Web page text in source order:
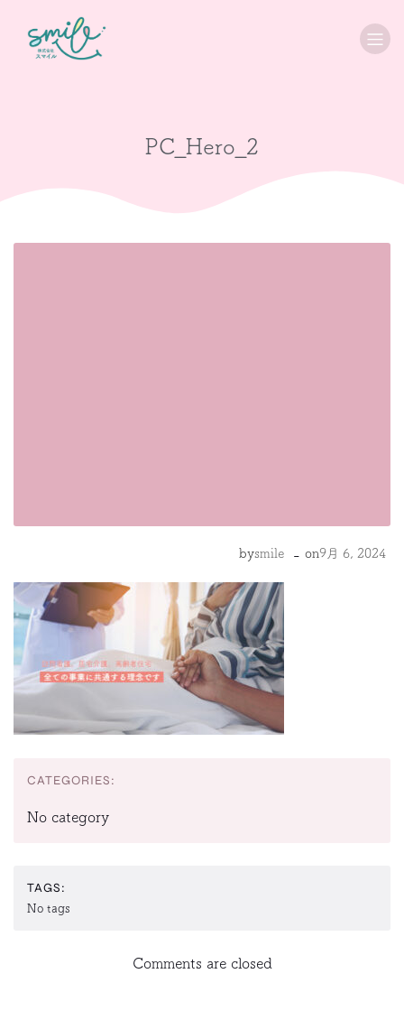
PC_Hero_2
bysmile - on9月 6, 2024
CATEGORIES:
No category
TAGS:
No tags
Comments are closed